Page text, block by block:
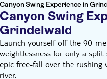
Canyon Swing Experience in
Canyon Swing
Grindelwald
Launch yourself off the 90-
weightlessness for only a
epic free-fall over the
river.